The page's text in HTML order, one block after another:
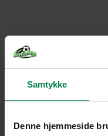
Samtykke
Denne hjemmeside